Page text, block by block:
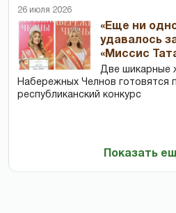
26 июля 2026
«Еще ни
удавалось
«Миссис
Две шикарные
Набережных Челнов готовятся
республиканский конкурс
Показать